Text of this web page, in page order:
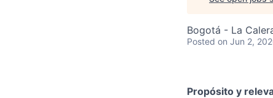
Bogotá - La
Posted on Jun 2,
Propósito y